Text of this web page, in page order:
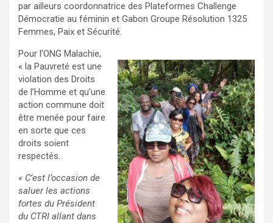
par ailleurs coordonnatrice des Plateformes Challenge
Démocratie au féminin et Gabon Groupe Résolution 1325
Femmes, Paix et Sécurité.
Pour l’ONG Malachie,
« la Pauvreté est une
violation des Droits
de l’Homme et qu’une
action commune doit
être menée pour faire
en sorte que ces
droits soient
respectés.
« C’est l’occasion de
saluer les actions
fortes du Président
du CTRI allant dans